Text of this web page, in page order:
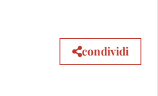
condividi